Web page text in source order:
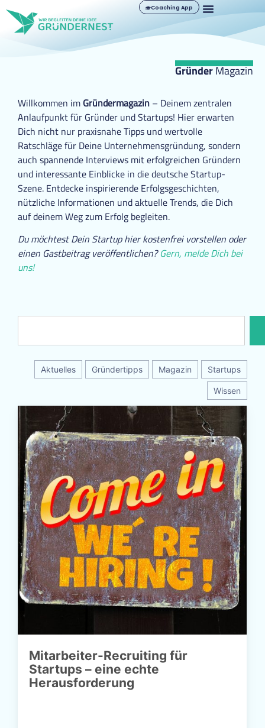
Coaching App
GründerMagazin
Willkommen im Gründermagazin – Deinem zentralen
Anlaufpunkt für Gründer und Startups! Hier erwarten
Dich nicht nur praxisnahe Tipps und wertvolle
Ratschläge für Deine Unternehmensgründung, sondern
auch spannende Interviews mit erfolgreichen Gründern
und interessante Einblicke in die deutsche Startup-
Szene. Entdecke inspirierende Erfolgsgeschichten,
nützliche Informationen und aktuelle Trends, die Dich
auf deinem Weg zum Erfolg begleiten.
Du möchtest Dein Startup hier kostenfrei vorstellen oder
einen Gastbeitrag veröffentlichen?Gern, melde Dich bei
uns!
Aktuelles Gründertipps Magazin Startups
Wissen
Mitarbeiter-Recruiting für
Startups – eine echte
Herausforderung